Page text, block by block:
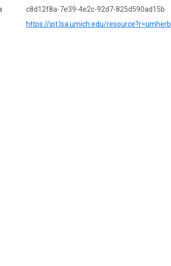
c8d12f8a-7e39-4e2c-92d7-825d590ad15b
https://ipt.lsa.umich.edu/resource?r=umherb